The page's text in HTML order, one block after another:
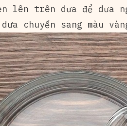
lên trên dưa để dưa
chuyển sang màu